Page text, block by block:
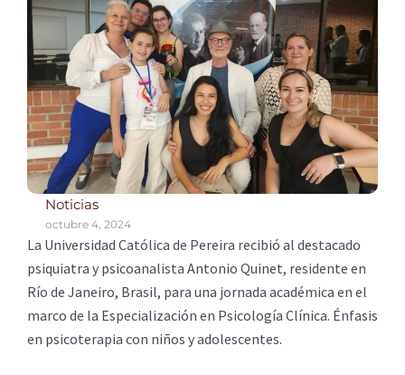
Noticias
octubre 4, 2024
La Universidad Católica de Pereira recibió al destacado
psiquiatra y psicoanalista Antonio Quinet, residente en
Río de Janeiro, Brasil, para una jornada académica en el
marco de la Especialización en Psicología Clínica. Énfasis
en psicoterapia con niños y adolescentes.